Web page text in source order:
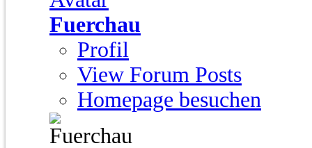
Fuerchau
Profil
View Forum Posts
Homepage besuchen